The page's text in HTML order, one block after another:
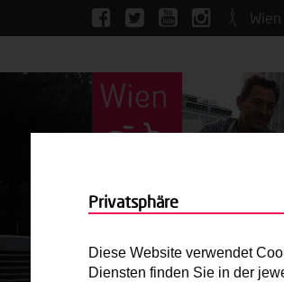
Privatsphäre
Diese Website verwendet
Diensten finden Sie in der